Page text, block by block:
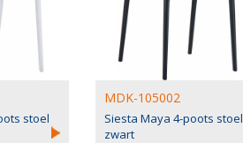
stoel
MDK-105002
Siesta Maya 4-poots stoel
zwart